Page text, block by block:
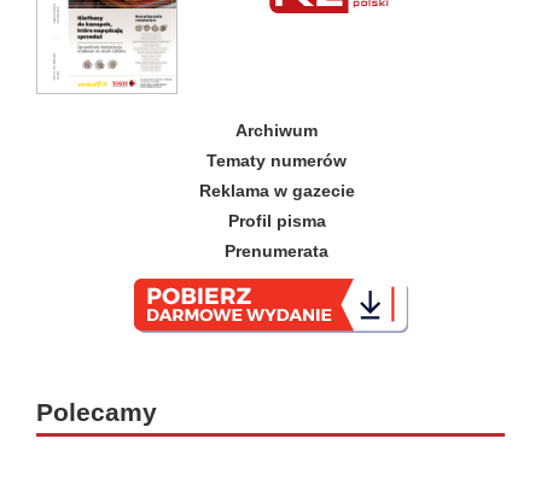
Archiwum
Tematy numerów
Reklama w gazecie
Profil pisma
Prenumerata
Polecamy